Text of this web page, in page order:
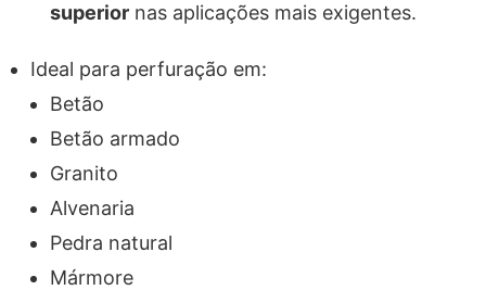
superior nas aplicações mais exigentes.
Ideal para perfuração em:
Betão
Betão armado
Granito
Alvenaria
Pedra natural
Mármore